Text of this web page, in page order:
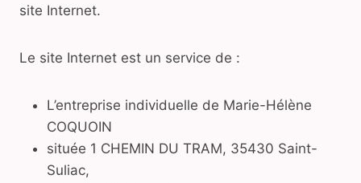
site Internet.
Le site Internet est un service de :
L’entreprise individuelle de Marie-Hélène
COQUOIN
située 1 CHEMIN DU TRAM, 35430 Saint-
Suliac,